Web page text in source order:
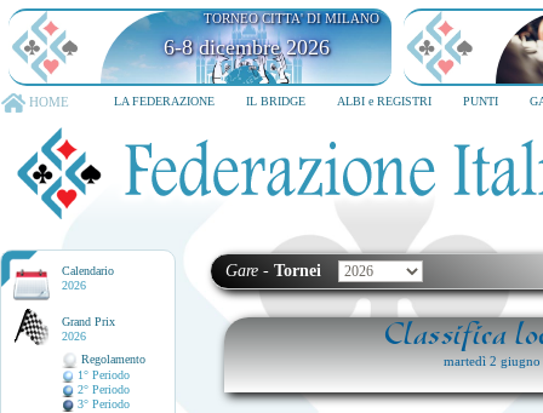
TORNEO CITTA' DI MILANO
6-8 dicembre 2026
HOME LA FEDERAZIONE IL BRIDGE ALBI e REGISTRI PUNTI
Calendario
2026
Grand Prix
2026
Regolamento
1° Periodo
2° Periodo
3° Periodo
Gare - Tornei
Classifica
martedì 2